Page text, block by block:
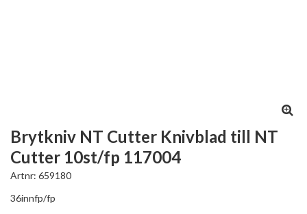
Brytkniv NT Cutter Knivblad till NT
Cutter 10st/fp 117004
Artnr: 659180
36innfp/fp